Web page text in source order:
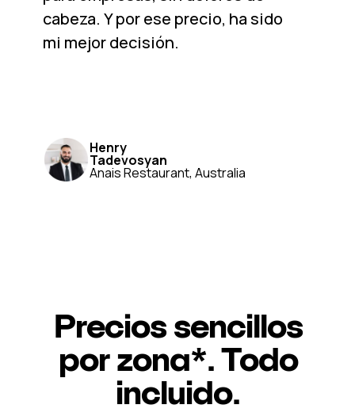
cabeza. Y por ese precio, ha sido
mi mejor decisión.
Henry
Tadevosyan
Anais Restaurant, Australia
Precios sencillos
por zona*. Todo
incluido.